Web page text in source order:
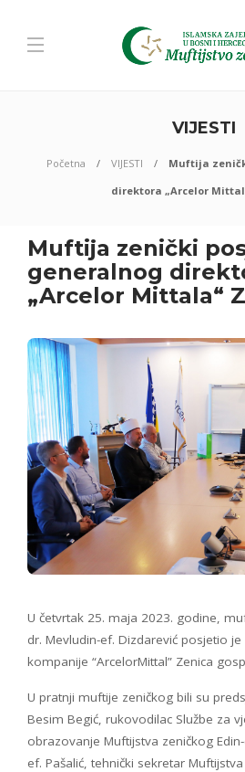
VIJESTI
Početna VIJESTI
Muftija
direktora „Arcelor
Muftija zenički
generalnog
„Arcelor Mittala“
U četvrtak 25. maja 2023. godine,
dr. Mevludin-ef. Dizdarević posjetio
kompanije “ArcelorMittal” Zenica
U pratnji muftije zeničkog bili su
Besim Begić, rukovodilac Službe za
obrazovanje Muftijstva zeničkog
ef. Pašalić, tehnički sekretar